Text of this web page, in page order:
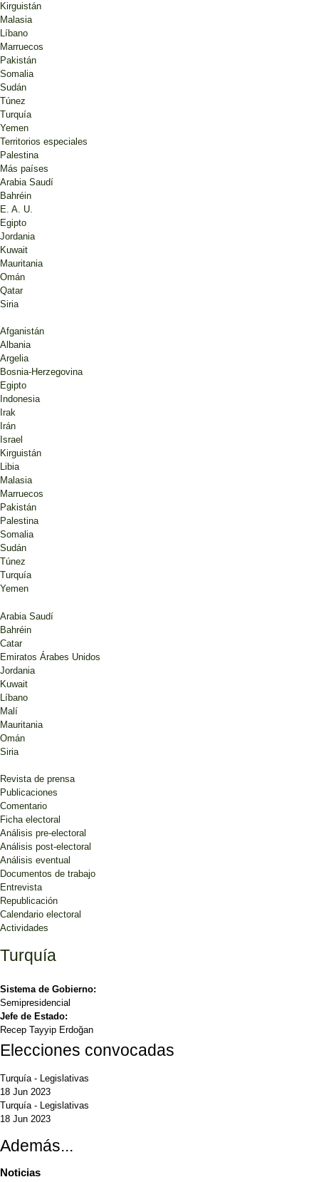
Kirguistán
Malasia
Líbano
Marruecos
Pakistán
Somalia
Sudán
Túnez
Turquía
Yemen
Territorios especiales
Palestina
Más países
Arabia Saudí
Bahréin
E. A. U.
Egipto
Jordania
Kuwait
Mauritania
Omán
Qatar
Siria
Afganistán
Albania
Argelia
Bosnia-Herzegovina
Egipto
Indonesia
Irak
Irán
Israel
Kirguistán
Libia
Malasia
Marruecos
Pakistán
Palestina
Somalia
Sudán
Túnez
Turquía
Yemen
Arabia Saudí
Bahréin
Catar
Emiratos Árabes Unidos
Jordania
Kuwait
Líbano
Malí
Mauritania
Omán
Siria
Revista de prensa
Publicaciones
Comentario
Ficha electoral
Análisis pre-electoral
Análisis post-electoral
Análisis eventual
Documentos de trabajo
Entrevista
Republicación
Calendario electoral
Actividades
Turquía
Sistema de Gobierno:
Semipresidencial
Jefe de Estado:
Recep Tayyip Erdoğan
Elecciones convocadas
Turquía - Legislativas
18 Jun 2023
Turquía - Legislativas
18 Jun 2023
Además...
Noticias